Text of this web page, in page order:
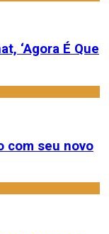
‘Agora É Que
com seu novo